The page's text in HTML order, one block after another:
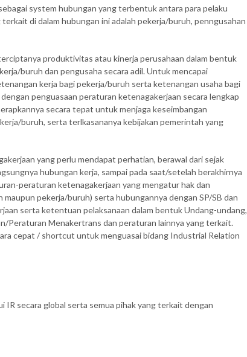
system hubungan yang terbentuk antara para pelaku
di dalam hubungan ini adalah pekerja/buruh, penngusahan
produktivitas atau kinerja perusahaan dalam bentuk
buruh dan pengusaha secara adil. Untuk mencapai
kerja bagi pekerja/buruh serta ketenangan usaha bagi
penguasaan peraturan ketenagakerjaan secara lengkap
secara tepat untuk menjaga keseimbangan
buruh, serta terlkasananya kebijakan pemerintah yang
yang perlu mendapat perhatian, berawal dari sejak
hubungan kerja, sampai pada saat/setelah berakhirnya
peraturan ketenagakerjaan yang mengatur hak dan
pekerja/buruh) serta hubungannya dengan SP/SB dan
serta ketentuan pelaksanaan dalam bentuk Undang-undang,
Peraturan Menakertrans dan peraturan lainnya yang terkait.
cepat / shortcut untuk menguasai bidang Industrial Relation
IR secara global serta semua pihak yang terkait dengan